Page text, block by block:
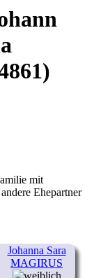
mit
Ehepartner
Johanna Sara
MAGIRUS